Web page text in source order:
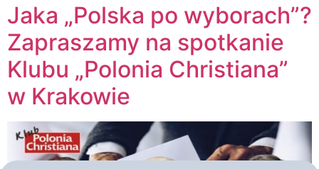
Jaka „Polska po wyborach”?
Zapraszamy na spotkanie
Klubu „Polonia Christiana”
w Krakowie